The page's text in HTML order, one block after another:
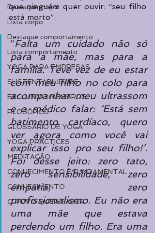
Destaque corpo
Lista corpo
Destaque comportamento
Lista comportamento
YOGA PARA EMPRESAS
SUSTENTABILIDADE
EXCLUSIVO MEMBROS
FILOSÓFICO
GLOSSÁRIO DE YOGA
YOGA PRACTICES
MEDITAÇÃO
CONHECIMENTO É FUNDAMENTAL
CONHECIMENTO
O POVO QUER SABER
que ninguém quer ouvir: “seu filho
está morto”.
“Falta um cuidado não só
para a mãe, mas para a
família. Teve vez de eu estar
com meu filho no colo para
acompanhar meu ultrassom
e o médico falar: ‘Está sem
batimento cardíaco, quero
ver agora como você vai
explicar isso pro seu filho!’.
Foi desse jeito: zero tato,
zero sensibilidade, zero
empatia, zero
profissionalismo. Eu não era
uma mãe que estava
perdendo um filho. Era uma